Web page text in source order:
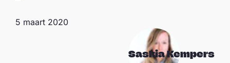
Saskia Kempers
5 maart 2020